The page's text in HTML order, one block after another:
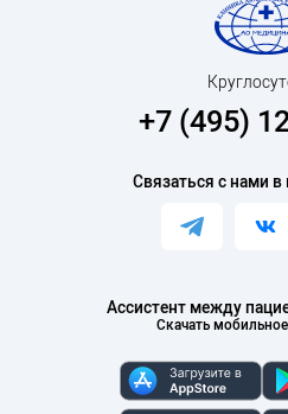
Ассистент между
Скачать
+7 (495)
Связаться с нами